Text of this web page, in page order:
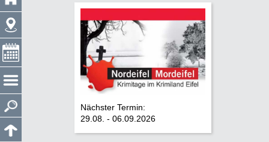
Nächster Termin:
29.08. - 06.09.2026